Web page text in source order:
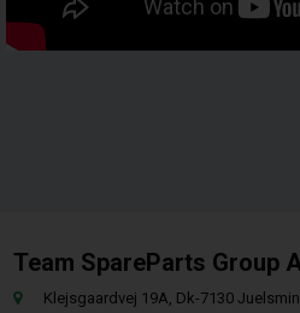
Team SpareParts Group
Klejsgaardvej 19A, Dk-7130